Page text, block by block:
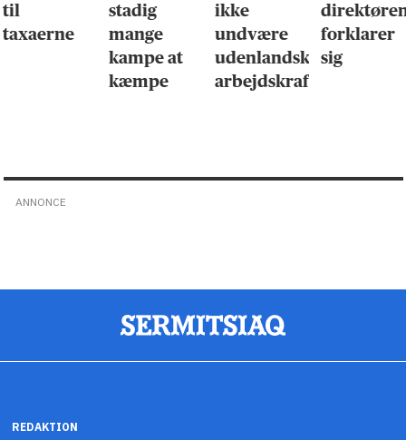
til
taxaerne
stadig
mange
kampe at
kæmpe
ikke
undvære
udenlandsk
arbejdskraft
forklarer
sig
ANNONCE
REDAKTION